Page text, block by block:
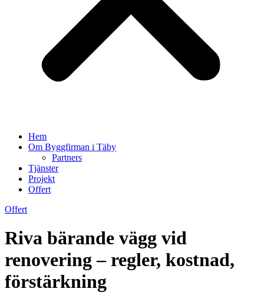
Hem
Om Byggfirman i Täby
Partners
Tjänster
Projekt
Offert
Offert
Riva bärande vägg vid
renovering – regler, kostnad,
förstärkning